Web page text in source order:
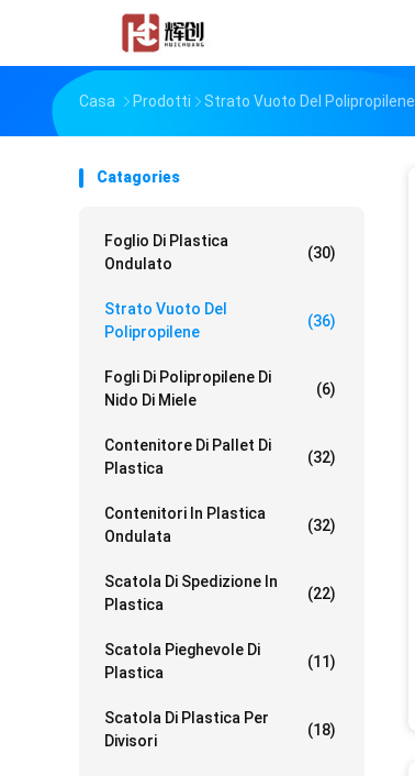
Casa Prodotti Strato Vuoto Del Polipropilene
Catagories
Foglio Di Plastica
Ondulato
(30)
Strato Vuoto Del
Polipropilene
(36)
Fogli Di Polipropilene Di
Nido Di Miele
(6)
Contenitore Di Pallet Di
Plastica
(32)
Contenitori In Plastica
Ondulata
(32)
Scatola Di Spedizione In
Plastica
(22)
Scatola Pieghevole Di
Plastica
(11)
Scatola Di Plastica Per
Divisori
(18)